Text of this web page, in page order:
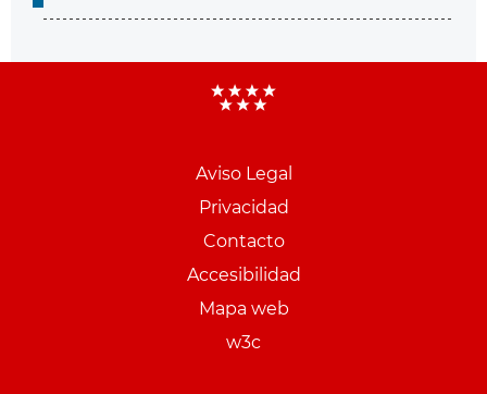
Aviso Legal
Privacidad
Contacto
Accesibilidad
Mapa web
w3c